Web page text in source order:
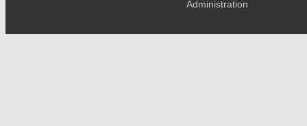
Administration